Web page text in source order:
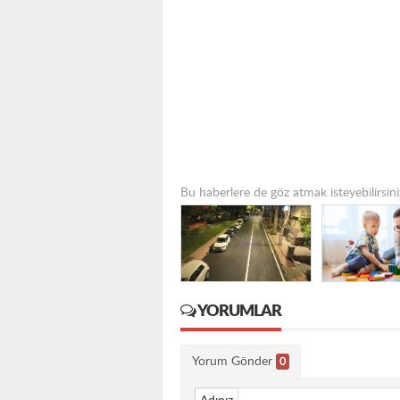
Bu haberlere de göz atmak
YORUMLAR
Yorum Gönder 0